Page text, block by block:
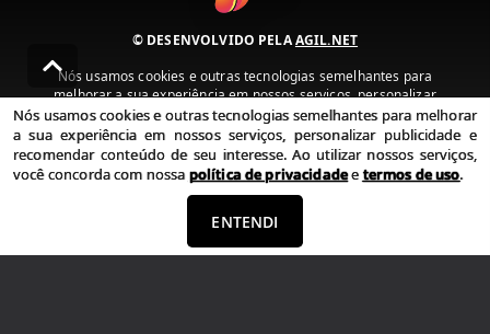
© DESENVOLVIDO PELAAGIL.NET
Nós usamos cookies e outras tecnologias semelhantes para
melhorar a sua experiência em nossos serviços, personalizar
publicidade e recomendar conteúdo de seu interesse. Ao utilizar
nossos serviços, você concorda com nossa política de privacidade e
termos de uso.
Política de Privacidade Termos de uso
Nós usamos cookies e outras tecnologias semelhantes para melhorar
a sua experiência em nossos serviços, personalizar publicidade e
recomendar conteúdo de seu interesse. Ao utilizar nossos serviços,
você concorda com nossa política de privacidadeetermos de uso.
ENTENDI